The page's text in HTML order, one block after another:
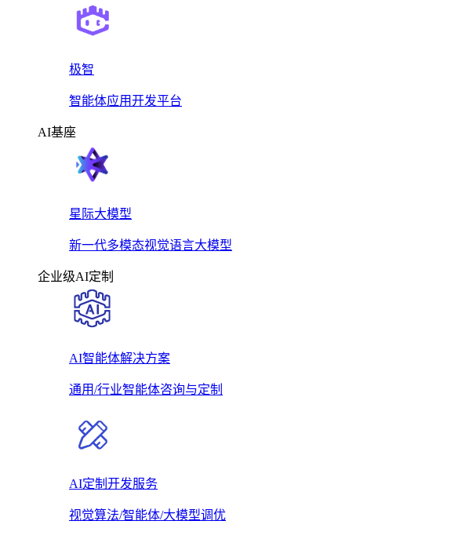
极智
智能体应用开发平台
AI基座
星际大模型
新一代多模态视觉语言大模型
企业级AI定制
AI智能体解决方案
通用/行业智能体咨询与定制
AI定制开发服务
视觉算法/智能体/大模型调优